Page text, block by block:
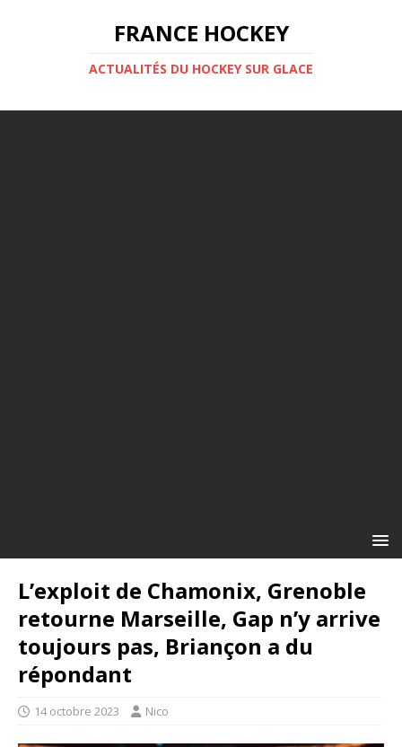
FRANCE HOCKEY
ACTUALITÉS DU HOCKEY SUR GLACE
L’exploit de Chamonix, Grenoble
retourne Marseille, Gap n’y arrive
toujours pas, Briançon a du
répondant
14 octobre 2023 Nico